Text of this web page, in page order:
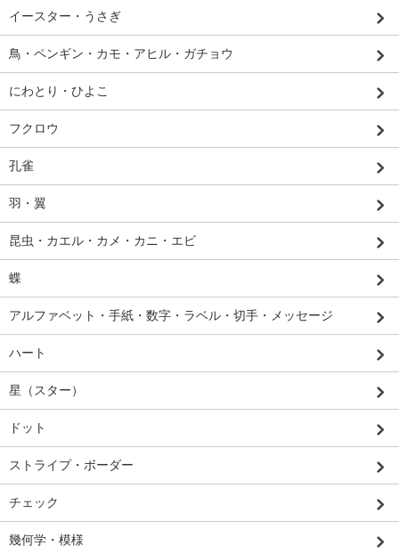
イースター・うさぎ
鳥・ペンギン・カモ・アヒル・ガチョウ
にわとり・ひよこ
フクロウ
孔雀
羽・翼
昆虫・カエル・カメ・カニ・エビ
蝶
アルファベット・手紙・数字・ラベル・切手・メッセージ
ハート
星（スター）
ドット
ストライプ・ボーダー
チェック
幾何学・模様